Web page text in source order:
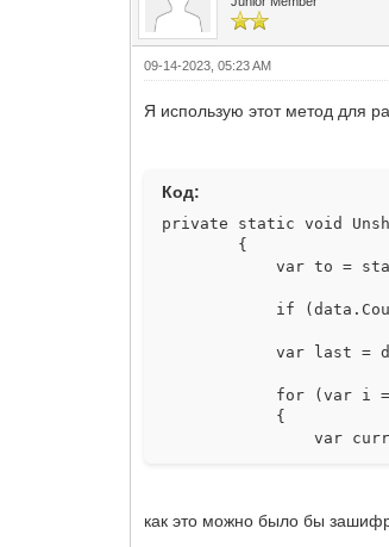
09-14-2023, 05:23 AM
Я использую этот метод для
Код:
private static void
{
var to = start
if (data.Count <
var last =
for (var i = to
{
var current = i
как это можно было бы